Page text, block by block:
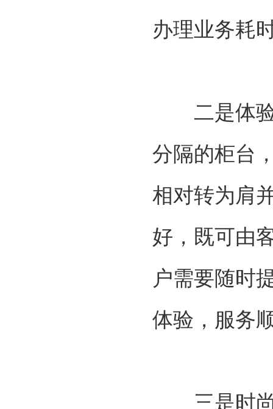
办理业务耗
二是体验
分隔的柜台
相对转为肩
好，既可由
户需要随时
体验，服务
三是时尚